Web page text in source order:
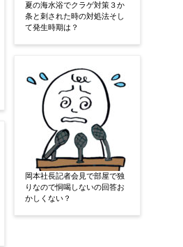
夏の海水浴でクラゲ対策３か
条と刺された時の対処法そし
て発生時期は？
岡本社長記者会見で部屋で独
りなので恫喝しないの回答お
かしくない？